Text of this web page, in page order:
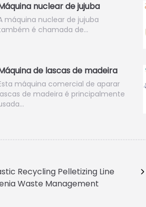
nuclear de jujuba
máquina nuclear de jujuba
é chamada de…
de lascas de madeira
máquina comercial de aparar
de madeira é principalmente
Recycling Pelletizing Line
Waste Management